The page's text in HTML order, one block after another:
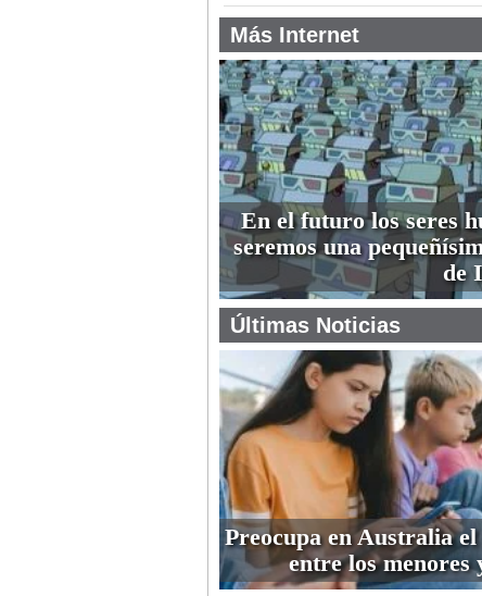
Más Internet
En el futuro los seres
seremos una
de
Últimas Noticias
Preocupa en Australia
entre los menores